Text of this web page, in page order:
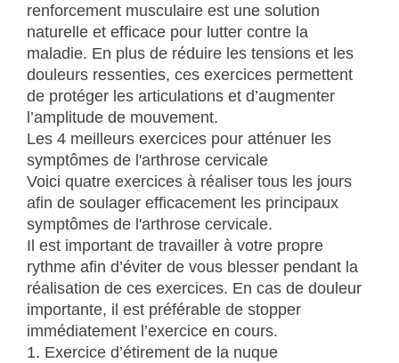
renforcement musculaire est une solution
naturelle et efficace pour lutter contre la
maladie. En plus de réduire les tensions et les
douleurs ressenties, ces exercices permettent
de protéger les articulations et d’augmenter
l’amplitude de mouvement.
Les 4 meilleurs exercices pour atténuer les
symptômes de l'arthrose cervicale
Voici quatre exercices à réaliser tous les jours
afin de soulager efficacement les principaux
symptômes de l'arthrose cervicale.
Il est important de travailler à votre propre
rythme afin d’éviter de vous blesser pendant la
réalisation de ces exercices. En cas de douleur
importante, il est préférable de stopper
immédiatement l’exercice en cours.
1. Exercice d’étirement de la nuque